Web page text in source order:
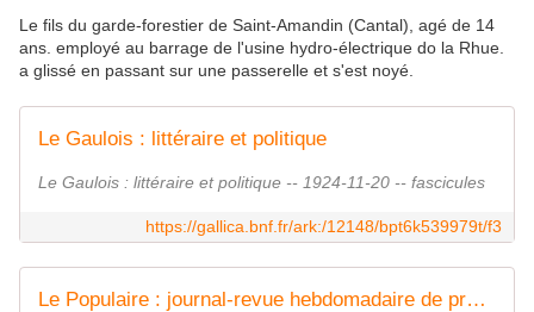
Le fils du garde-forestier de Saint-Amandin (Cantal), agé de 14
ans. employé au barrage de l'usine hydro-électrique do la Rhue.
a glissé en passant sur une passerelle et s'est noyé.
Le Gaulois : littéraire et politique
Le Gaulois : littéraire et politique -- 1924-11-20 -- fascicules
https://gallica.bnf.fr/ark:/12148/bpt6k539979t/f3
Le Populaire : journal-revue hebdomadaire de propagande socialiste et internationaliste ["puis" socialiste-internationaliste]